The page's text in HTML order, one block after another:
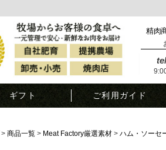
精肉
tel
ギフト ご利用ガイド
商品一覧 Meat Factory厳選素材 ハム・ソーセ